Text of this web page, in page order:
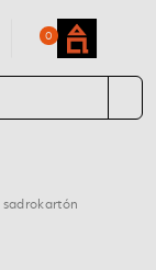
0
sadrokartón